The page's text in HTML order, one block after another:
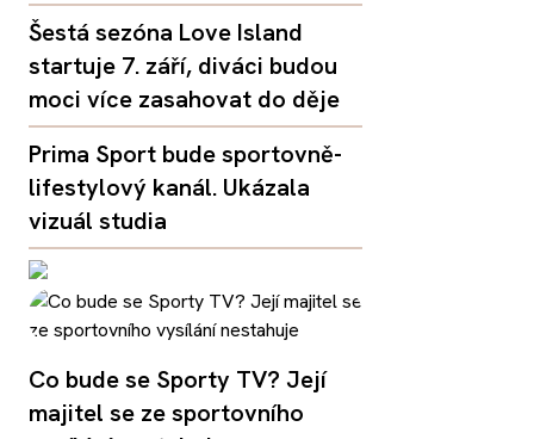
Šestá sezóna Love Island
startuje 7. září, diváci budou
moci více zasahovat do děje
Prima Sport bude sportovně-
lifestylový kanál. Ukázala
vizuál studia
Co bude se Sporty TV? Její
majitel se ze sportovního